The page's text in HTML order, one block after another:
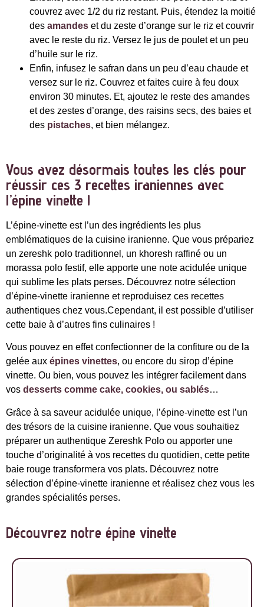
couvrez avec 1/2 du riz restant. Puis, étendez la moitié
des amandes et du zeste d’orange sur le riz et couvrir
avec le reste du riz. Versez le jus de poulet et un peu
d’huile sur le riz.
Enfin, infusez le safran dans un peu d’eau chaude et
versez sur le riz. Couvrez et faites cuire à feu doux
environ 30 minutes. Et, ajoutez le reste des amandes
et des zestes d’orange, des raisins secs, des baies et
des pistaches, et bien mélangez.
Vous avez désormais toutes les clés pour
réussir ces 3 recettes iraniennes avec
l’épine vinette !
L’épine-vinette est l’un des ingrédients les plus
emblématiques de la cuisine iranienne. Que vous prépariez
un zereshk polo traditionnel, un khoresh raffiné ou un
morassa polo festif, elle apporte une note acidulée unique
qui sublime les plats perses. Découvrez notre sélection
d’épine-vinette iranienne et reproduisez ces recettes
authentiques chez vous.Cependant, il est possible d’utiliser
cette baie à d’autres fins culinaires !
Vous pouvez en effet confectionner de la confiture ou de la
gelée aux épines vinettes, ou encore du sirop d’épine
vinette. Ou bien, vous pouvez les intégrer facilement dans
vos desserts comme cake, cookies, ou sablés…
Grâce à sa saveur acidulée unique, l’épine-vinette est l’un
des trésors de la cuisine iranienne. Que vous souhaitiez
préparer un authentique Zereshk Polo ou apporter une
touche d’originalité à vos recettes du quotidien, cette petite
baie rouge transformera vos plats. Découvrez notre
sélection d’épine-vinette iranienne et réalisez chez vous les
grandes spécialités perses.
Découvrez notre épine vinette